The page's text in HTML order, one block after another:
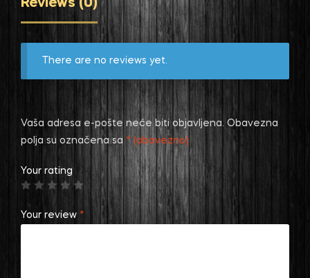
Reviews (0)
There are no reviews yet.
Vaša adresa e-pošte neće biti objavljena. Obavezna
polja su označena sa * (obavezno)
Your rating
Your review *